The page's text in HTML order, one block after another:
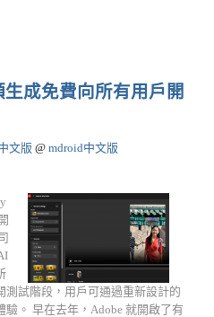
成免費向所有用戶開
文版 @ mdroid中文版
測試階段，用戶可通過重新設計的
。 早在去年，Adobe 就開啟了有